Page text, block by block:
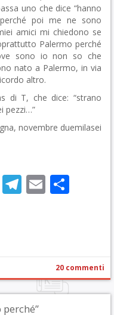
uno che dice “hanno
poi me ne sono
amici mi chiedono se
Palermo perché
sono io non so che
nato a Palermo, in via
altro.
di T, che dice: “strano
pezzi…”
novembre duemilasei
WhatsApp
Telegram
Email
20 commenti